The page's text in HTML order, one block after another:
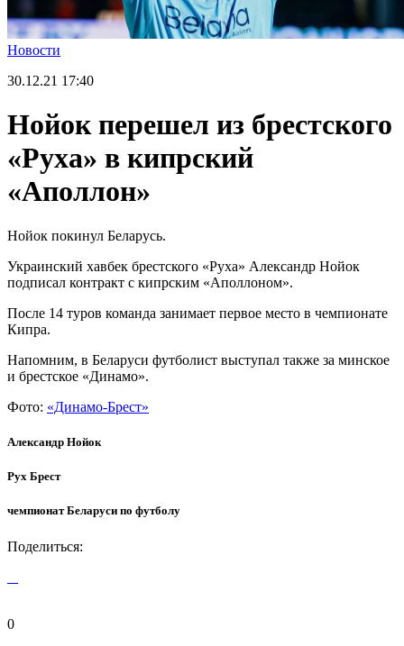
Новости
30.12.21 17:40
Нойок перешел из брестского
«Руха» в кипрский
«Аполлон»
Нойок покинул Беларусь.
Украинский хавбек брестского «Руха» Александр Нойок
подписал контракт с кипрским «Аполлоном».
После 14 туров команда занимает первое место в чемпионате
Кипра.
Напомним, в Беларуси футболист выступал также за минское
и брестское «Динамо».
Фото: «Динамо-Брест»
Александр Нойок
Рух Брест
чемпионат Беларуси по футболу
Поделиться:
0